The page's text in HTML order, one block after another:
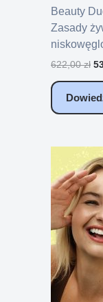
Beauty
Zasady
622,00zł